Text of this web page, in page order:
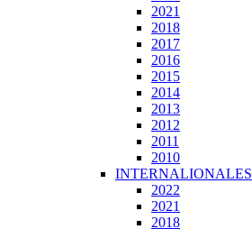
2021
2018
2017
2016
2015
2014
2013
2012
2011
2010
INTERNALIONALES
2022
2021
2018